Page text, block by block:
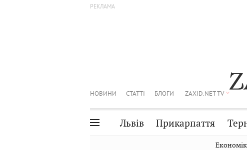
НОВИНИ СТАТТІ БЛОГИ ZAXID.NET TV
Львів Прикарпаття